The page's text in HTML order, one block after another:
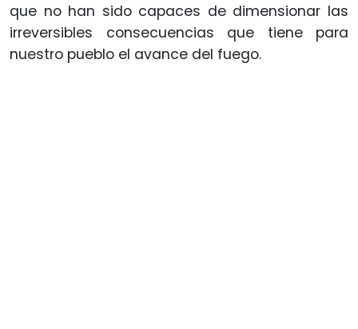
que no han sido capaces de dimensionar las
irreversibles consecuencias que tiene para
nuestro pueblo el avance del fuego.